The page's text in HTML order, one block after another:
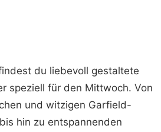
du liebevoll gestaltete
speziell für den Mittwoch. Von
und witzigen Garfield-
hin zu entspannenden